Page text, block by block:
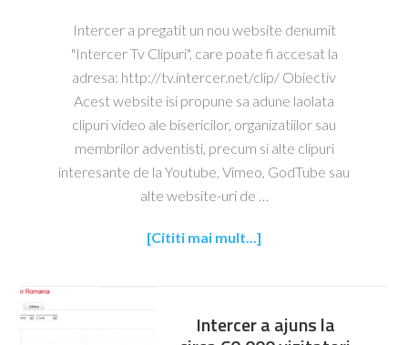
Intercer a pregatit un nou website denumit
"Intercer Tv Clipuri", care poate fi accesat la
adresa: http://tv.intercer.net/clip/ Obiectiv
Acest website isi propune sa adune laolata
clipuri video ale bisericilor, organizatiilor sau
membrilor adventisti, precum si alte clipuri
interesante de la Youtube, Vimeo, GodTube sau
alte website-uri de …
[Cititi mai mult...]
Intercer a ajuns la